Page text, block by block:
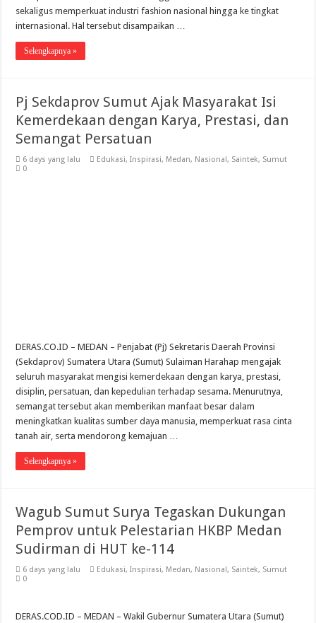
sekaligus memperkuat industri fashion nasional hingga ke tingkat
internasional. Hal tersebut disampaikan …
Selengkapnya »
Pj Sekdaprov Sumut Ajak Masyarakat Isi
Kemerdekaan dengan Karya, Prestasi, dan
Semangat Persatuan
6 days yang lalu Edukasi,Inspirasi, Medan, Nasional, Saintek, Sumut
0
DERAS.CO.ID – MEDAN – Penjabat (Pj) Sekretaris Daerah Provinsi
(Sekdaprov) Sumatera Utara (Sumut) Sulaiman Harahap mengajak
seluruh masyarakat mengisi kemerdekaan dengan karya, prestasi,
disiplin, persatuan, dan kepedulian terhadap sesama. Menurutnya,
semangat tersebut akan memberikan manfaat besar dalam
meningkatkan kualitas sumber daya manusia, memperkuat rasa cinta
tanah air, serta mendorong kemajuan …
Selengkapnya »
Wagub Sumut Surya Tegaskan Dukungan
Pemprov untuk Pelestarian HKBP Medan
Sudirman di HUT ke-114
6 days yang lalu Edukasi,Inspirasi, Medan, Nasional, Saintek, Sumut
0
DERAS.COD.ID – MEDAN – Wakil Gubernur Sumatera Utara (Sumut)